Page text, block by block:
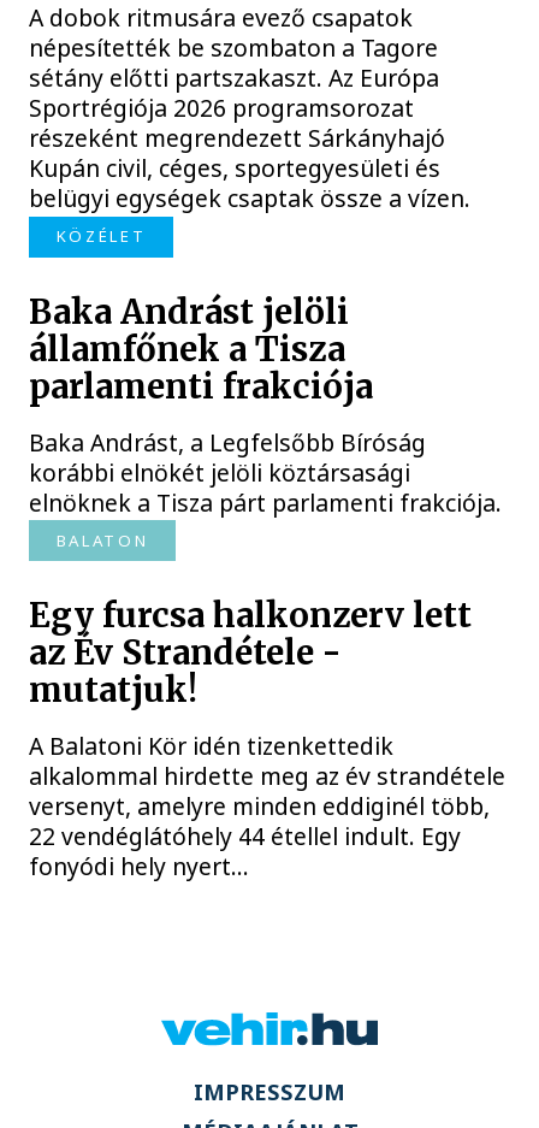
A dobok ritmusára evező csapatok
népesítették be szombaton a Tagore
sétány előtti partszakaszt. Az Európa
Sportrégiója 2026 programsorozat
részeként megrendezett Sárkányhajó
Kupán civil, céges, sportegyesületi és
belügyi egységek csaptak össze a vízen.
KÖZÉLET
Baka Andrást jelöli
államfőnek a Tisza
parlamenti frakciója
Baka Andrást, a Legfelsőbb Bíróság
korábbi elnökét jelöli köztársasági
elnöknek a Tisza párt parlamenti frakciója.
BALATON
Egy furcsa halkonzerv lett
az Év Strandétele -
mutatjuk!
A Balatoni Kör idén tizenkettedik
alkalommal hirdette meg az év strandétele
versenyt, amelyre minden eddiginél több,
22 vendéglátóhely 44 étellel indult. Egy
fonyódi hely nyert...
IMPRESSZUM